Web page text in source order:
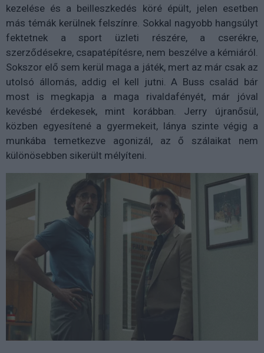
kezelése és a beilleszkedés köré épült, jelen esetben
más témák kerülnek felszínre. Sokkal nagyobb hangsúlyt
fektetnek a sport üzleti részére, a cserékre,
szerződésekre, csapatépítésre, nem beszélve a kémiáról.
Sokszor elő sem kerül maga a játék, mert az már csak az
utolsó állomás, addig el kell jutni. A Buss család bár
most is megkapja a maga rivaldafényét, már jóval
kevésbé érdekesek, mint korábban. Jerry újranősül,
közben egyesítené a gyermekeit, lánya szinte végig a
munkába temetkezve agonizál, az ő szálaikat nem
különösebben sikerült mélyíteni.